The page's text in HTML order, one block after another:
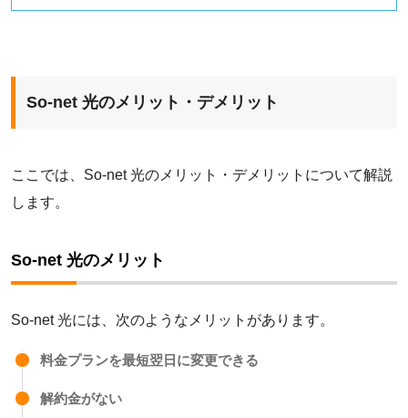
ドコモ光
So-net 光のメリット・デメリット
ここでは、So-net 光のメリット・デメリットについて解説
します。
So-net 光のメリット
So-net 光には、次のようなメリットがあります。
料金プランを最短翌日に変更できる
解約金がない